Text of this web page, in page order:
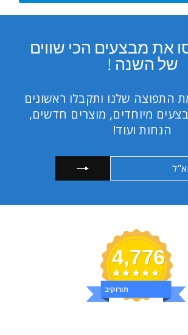
את מבצעים הכי שווים
של השנה !
התפוצה שלנו ותקבלו ראשונים
מיוחדים, מוצרים חדשים,
הנחות ועוד!
4,776
ביקורות